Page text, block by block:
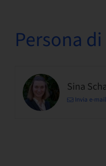
Persona
Sina
Invia e-mail